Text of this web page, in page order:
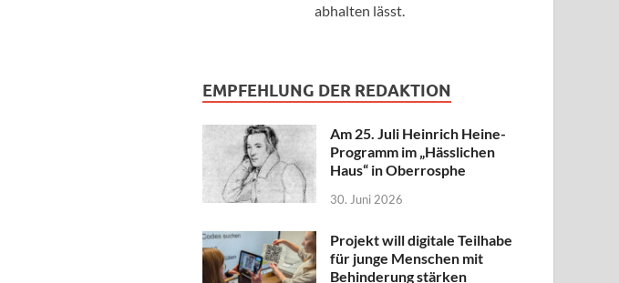
abhalten lässt.
EMPFEHLUNG DER REDAKTION
Am 25. Juli Heinrich Heine-
Programm im „Hässlichen
Haus“ in Oberrosphe
30. Juni 2026
Projekt will digitale Teilhabe
für junge Menschen mit
Behinderung stärken